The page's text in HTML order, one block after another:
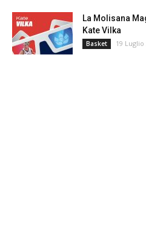
La Molisana
Kate Vilka
Basket 19 Luglio